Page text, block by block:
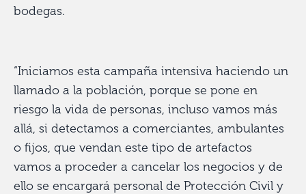
bodegas.
“Iniciamos esta campaña intensiva haciendo un
llamado a la población, porque se pone en
riesgo la vida de personas, incluso vamos más
allá, si detectamos a comerciantes, ambulantes
o fijos, que vendan este tipo de artefactos
vamos a proceder a cancelar los negocios y de
ello se encargará personal de Protección Civil y